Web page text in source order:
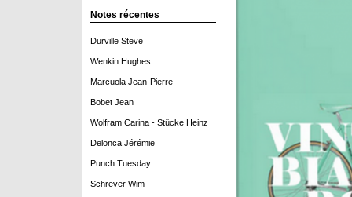
Notes récentes
Durville Steve
Wenkin Hughes
Marcuola Jean-Pierre
Bobet Jean
Wolfram Carina - Stücke Heinz
Delonca Jérémie
Punch Tuesday
Schrever Wim